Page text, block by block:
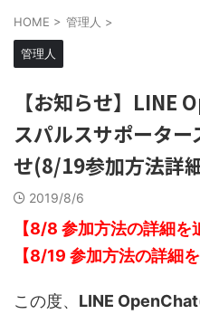
HOME > 管理人 >
管理人
【お知らせ】LINE
スパルスサポータ
せ(8/19参加方法詳
2019/8/6
【8/8 参加方法の詳細を
【8/19 参加方法の詳細
この度、 LINE